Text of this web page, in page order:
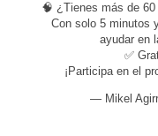
🧠 ¿Tienes más de
Con solo 5 minutos
ayudar en
✅
¡Participa en el
— Mikel